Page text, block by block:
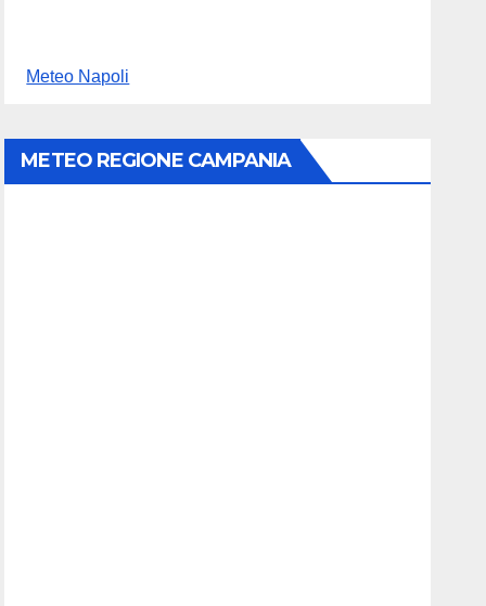
Meteo Napoli
METEO REGIONE CAMPANIA